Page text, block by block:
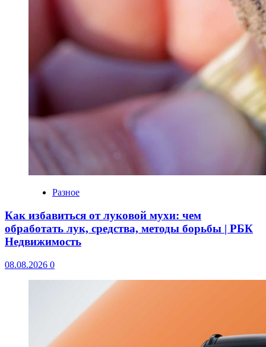
Разное
Как избавиться от луковой мухи: чем
обработать лук, средства, методы борьбы | РБК
Недвижимость
08.08.2026 0